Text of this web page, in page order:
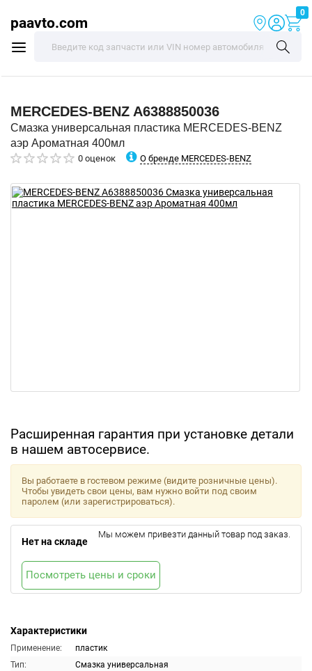
paavto.com
0
MERCEDES-BENZ A6388850036
Смазка универсальная пластика MERCEDES-BENZ
аэр Ароматная 400мл
0 оценок О бренде MERCEDES-BENZ
Расширенная гарантия при установке детали
в нашем автосервисе.
Характеристики
Применение:
пластик
Тип:
Смазка универсальная
Вы работаете в гостевом режиме (видите розничные цены).
Чтобы увидеть свои цены, вам нужно войти под своим
паролем (или зарегистрироваться).
Нет на складе
Мы можем привезти данный товар под заказ.
Посмотреть цены и сроки